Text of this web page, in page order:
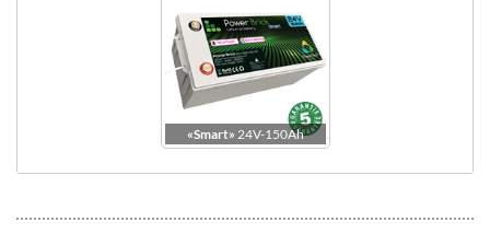
Vue du dessus
«Smart» 24V-150Ah